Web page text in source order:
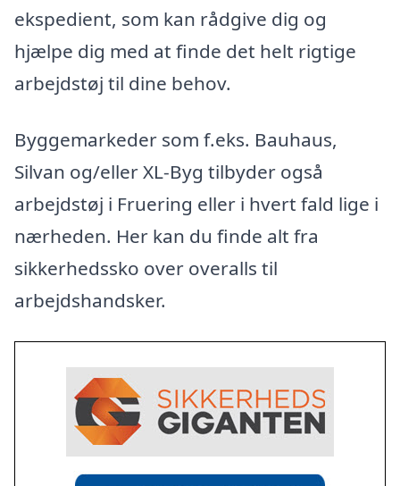
ekspedient, som kan rådgive dig og
hjælpe dig med at finde det helt rigtige
arbejdstøj til dine behov.
Byggemarkeder som f.eks. Bauhaus,
Silvan og/eller XL-Byg tilbyder også
arbejdstøj i Fruering eller i hvert fald lige i
nærheden. Her kan du finde alt fra
sikkerhedssko over overalls til
arbejdshandsker.